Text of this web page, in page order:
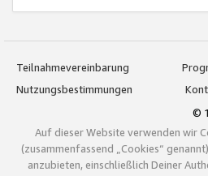
Teilnahmevereinbarung
Nutzungsbestimmungen
©
Auf dieser Website verwenden wir
(zusammenfassend „Cookies“
anzubieten, einschließlich Deiner